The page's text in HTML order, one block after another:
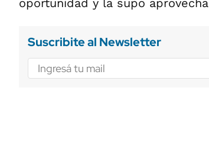
oportunidad y la supo
Suscribite al Newsletter